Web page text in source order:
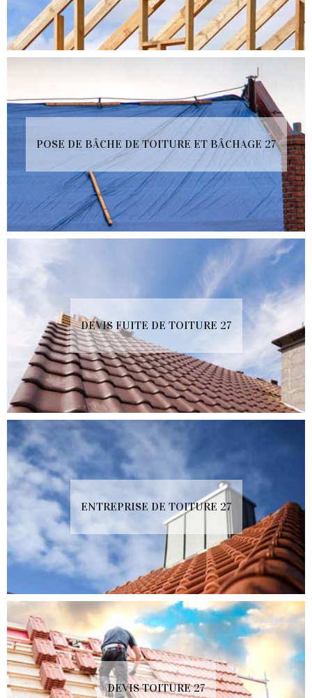
POSE DE BÂCHE DE TOITURE ET BÂCHAGE 27
DEVIS FUITE DE TOITURE 27
ENTREPRISE DE TOITURE 27
DEVIS TOITURE 27